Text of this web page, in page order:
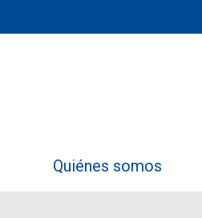
Quiénes somos